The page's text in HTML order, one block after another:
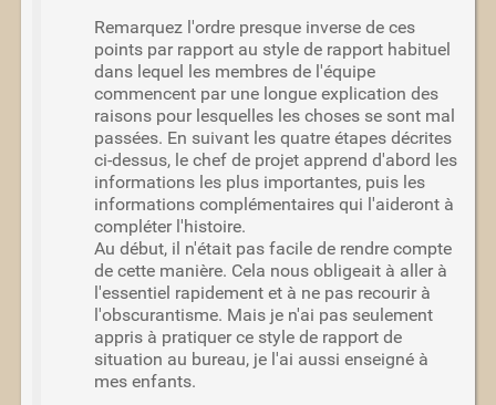
Remarquez l'ordre presque inverse de ces
points par rapport au style de rapport habituel
dans lequel les membres de l'équipe
commencent par une longue explication des
raisons pour lesquelles les choses se sont mal
passées. En suivant les quatre étapes décrites
ci-dessus, le chef de projet apprend d'abord les
informations les plus importantes, puis les
informations complémentaires qui l'aideront à
compléter l'histoire.
Au début, il n'était pas facile de rendre compte
de cette manière. Cela nous obligeait à aller à
l'essentiel rapidement et à ne pas recourir à
l'obscurantisme. Mais je n'ai pas seulement
appris à pratiquer ce style de rapport de
situation au bureau, je l'ai aussi enseigné à
mes enfants.